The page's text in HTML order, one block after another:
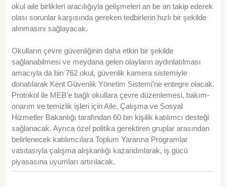
okul aile birlikleri aracılığıyla gelişmeleri an be an takip ederek
olası sorunlar karşısında gereken tedbirlerin hızlı bir şekilde
alınmasını sağlayacak.
Okulların çevre güvenliğinin daha etkin bir şekilde
sağlanabilmesi ve meydana gelen olayların aydınlatılması
amacıyla da bin 762 okul, güvenlik kamera sistemiyle
donatılarak Kent Güvenlik Yönetim Sistemi’ne entegre olacak.
Protokol ile MEB’e bağlı okullara çevre düzenlemesi, bakım-
onarım ve temizlik işleri için Aile, Çalışma ve Sosyal
Hizmetler Bakanlığı tarafından 60 bin kişilik katılımcı desteği
sağlanacak. Ayrıca özel politika gerektiren gruplar arasından
belirlenecek katılımcılara Toplum Yararına Programlar
vasıtasıyla çalışma alışkanlığı kazandırılarak, iş gücü
piyasasına uyumları artırılacak.